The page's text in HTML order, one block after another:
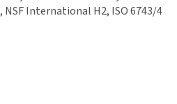
NSF International H2, ISO 6743/4